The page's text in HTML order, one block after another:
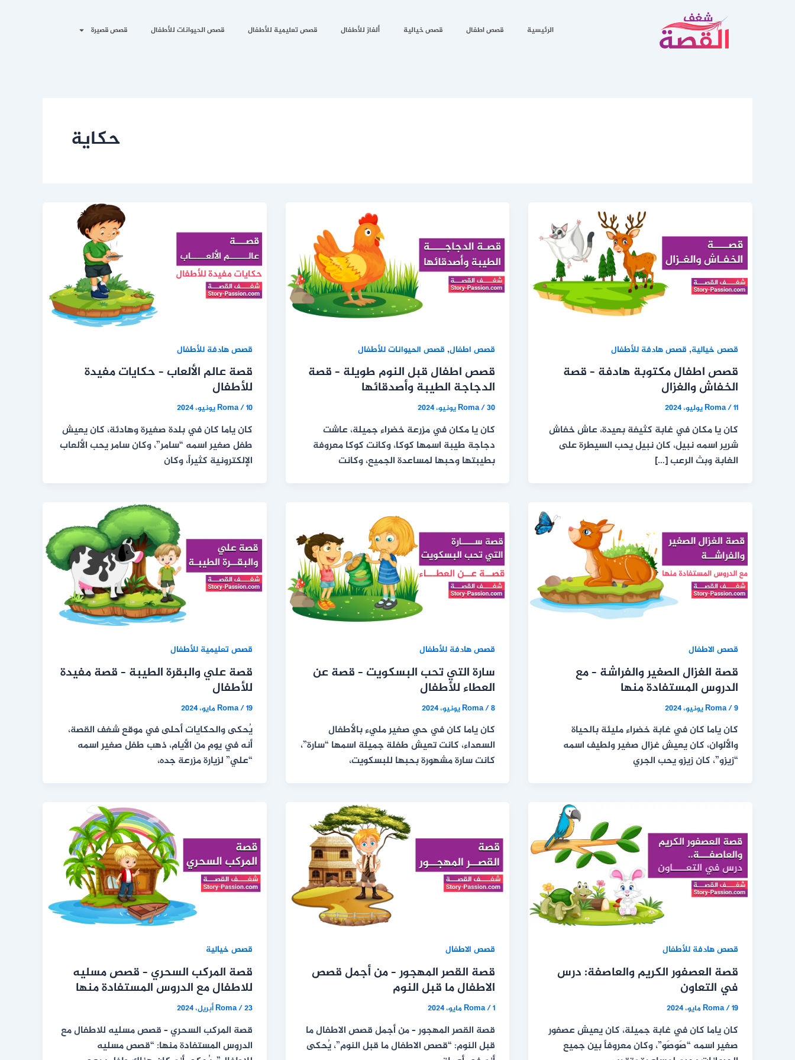
الرئيسية قصص اطفال قصص خيالية ألغاز للأطفال قصص تعليمية للأطفال قصص الحيوانات للأطفال قصص قصيرة
حكاية
قصص خيالية, قصص هادفة للأطفال
قصص اطفال مكتوبة هادفة – قصة
الخفاش والغزال
Roma/11 يوليو، 2024
كان يا مكان في غابة كثيفة بعيدة، عاش خفاش
شرير اسمه نبيل، كان نبيل يحب السيطرة على
الغابة وبث الرعب […]
قصص اطفال, قصص الحيوانات للأطفال
قصص اطفال قبل النوم طويلة – قصة
الدجاجة الطيبة وأصدقائها
Roma/30 يونيو، 2024
كان يا مكان في مزرعة خضراء جميلة، عاشت
دجاجة طيبة اسمها كوكا، وكانت كوكا معروفة
بطيبتها وحبها لمساعدة الجميع، وكانت
قصص هادفة للأطفال
قصة عالم الألعاب – حكايات مفيدة
للأطفال
Roma/10 يونيو، 2024
كان ياما كان في بلدة صغيرة وهادئة، كان يعيش
طفل صغير اسمه “سامر”، وكان سامر يحب الألعاب
الإلكترونية كثيراً، وكان
قصص الاطفال
قصة الغزال الصغير والفراشة – مع
الدروس المستفادة منها
Roma/9 يونيو، 2024
كان ياما كان في غابة خضراء مليئة بالحياة
والألوان، كان يعيش غزال صغير ولطيف اسمه
“زيزو”، كان زيزو يحب الجري
قصص هادفة للأطفال
سارة التي تحب البسكويت – قصة عن
العطاء للأطفال
Roma/8 يونيو، 2024
كان ياما كان في حي صغير مليء بالأطفال
السعداء، كانت تعيش طفلة جميلة اسمها “سارة”،
كانت سارة مشهورة بحبها للبسكويت،
قصص تعليمية للأطفال
قصة علي والبقرة الطيبة – قصة مفيدة
للأطفال
Roma/19 مايو، 2024
يُحكى والحكايات أحلى في موقع شغف القصة،
أنه في يومٍ من الأيام، ذهب طفل صغير اسمه
“علي” لزيارة مزرعة جده،
قصص هادفة للأطفال
قصة العصفور الكريم والعاصفة: درس
في التعاون
Roma/19 مايو، 2024
كان ياما كان في غابة جميلة، كان يعيش عصفور
صغير اسمه “صَوصَو”، وكان معروفاً بين جميع
قصص الاطفال
قصة القصر المهجور – من أجمل قصص
الاطفال ما قبل النوم
Roma/1 مايو، 2024
قصة القصر المهجور – من أجمل قصص الاطفال ما
قبل النوم: “قصص الاطفال ما قبل النوم”، يُحكى
قصص خيالية
قصة المركب السحري – قصص مسليه
للاطفال مع الدروس المستفادة منها
Roma/23 أبريل، 2024
قصة المركب السحري – قصص مسليه للاطفال مع
الدروس المستفادة منها: “قصص مسليه
pagination